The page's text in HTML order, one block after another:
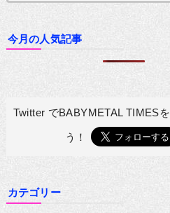
今月の人気記事
Twitter でBABYMETAL TIMESを
う！
カテゴリー